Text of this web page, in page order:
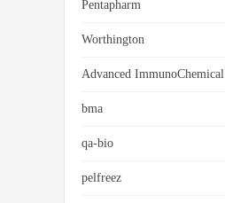
Pentapharm
Worthington
Advanced ImmunoChemical
bma
qa-bio
pelfreez